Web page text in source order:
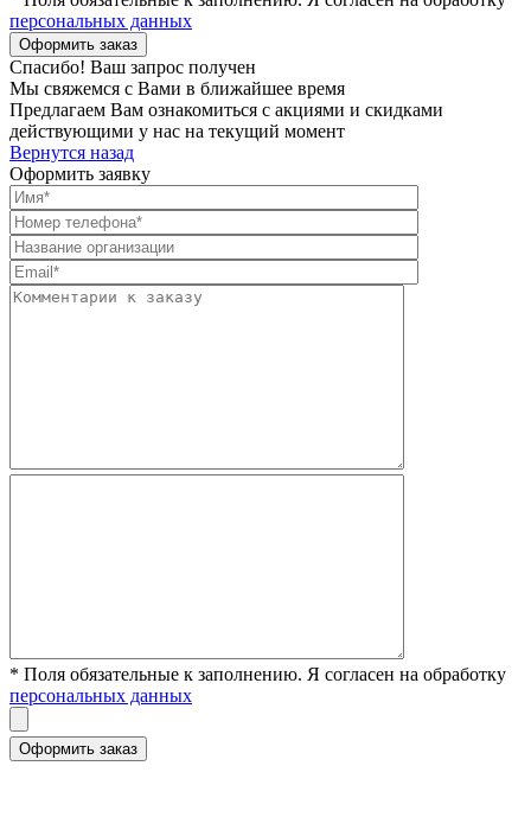
персональных данных
Спасибо! Ваш запрос получен
Мы свяжемся с Вами в ближайшее время
Предлагаем Вам ознакомиться с акциями и скидками
действующими у нас на текущий момент
Вернутся назад
Оформить заявку
* Поля обязательные к заполнению. Я согласен на обработку
персональных данных